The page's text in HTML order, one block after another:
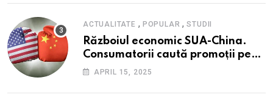
Financiare (ISF)
ACTUALITATE , POPULAR ,STUDII
Războiul economic SUA-China.
Consumatorii caută promoții pe
fondul scumpirilor, mai ales la
APRIL 15, 2025